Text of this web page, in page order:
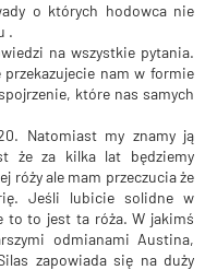
o których hodowca nie
.
na wszystkie pytania.
nam w formie
które nas samych
Natomiast my znamy ją
że za kilka lat będziemy
róży ale mam przeczucia że
Jeśli lubicie solidne w
to to jest ta róża. W jakimś
odmianami Austina,
zapowiada się na duży